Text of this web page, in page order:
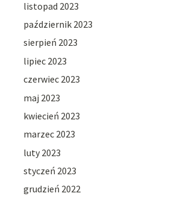
listopad 2023
październik 2023
sierpień 2023
lipiec 2023
czerwiec 2023
maj 2023
kwiecień 2023
marzec 2023
luty 2023
styczeń 2023
grudzień 2022